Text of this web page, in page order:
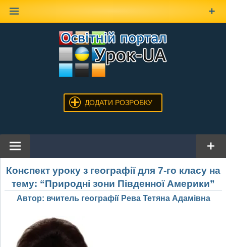
ДОДАТИ РОЗРОБКУ
Конспект уроку з географії для 7-го класу на
тему: “Природні зони Південної Америки”
Автор: вчитель географії Рева Тетяна Адамівна